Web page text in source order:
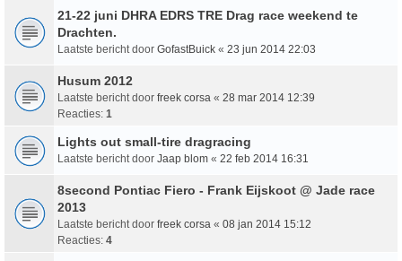
21-22 juni DHRA EDRS TRE Drag race weekend te
Drachten.
Laatste bericht door GofastBuick « 23 jun 2014 22:03
Husum 2012
Laatste bericht door freek corsa « 28 mar 2014 12:39
Reacties: 1
Lights out small-tire dragracing
Laatste bericht door Jaap blom « 22 feb 2014 16:31
8second Pontiac Fiero - Frank Eijskoot @ Jade race
2013
Laatste bericht door freek corsa « 08 jan 2014 15:12
Reacties: 4